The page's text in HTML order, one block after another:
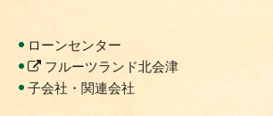
ローンセンター
フルーツランド北会津
子会社・関連会社